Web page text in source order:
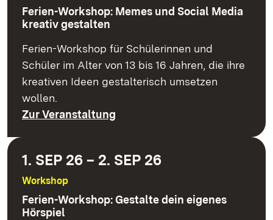
Ferien-Workshop: Memes und Social Media
kreativ gestalten
Ferien-Workshop für Schülerinnen und
Schüler im Alter von 13 bis 16 Jahren, die ihre
kreativen Ideen gestalterisch umsetzen
wollen.
Zur Veranstaltung
1. SEP 26 – 2. SEP 26
Workshop
Ferien-Workshop: Gestalte dein eigenes
Hörspiel